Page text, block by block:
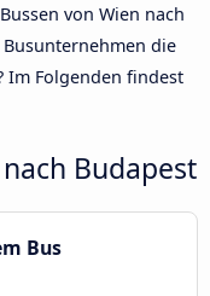
von Wien nach
die
Im Folgenden findest
Budapest
Bus